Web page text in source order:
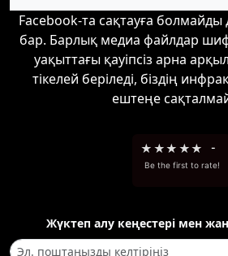
Facebook-та сақтауға
бар. Барлық медиа файлдар
уақыттағы қауіпсіз арна
тікелей беріледі, біздің
ештеңе
★ ★★ ★★ -
Be the first to rate!
Жүктеп алу кеңестері мен